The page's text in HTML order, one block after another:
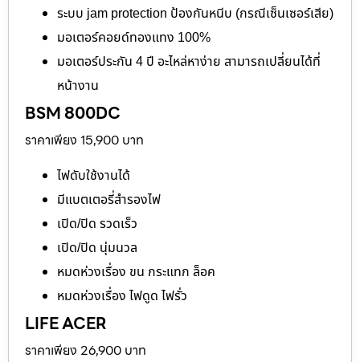
ระบบ jam protection ป้องกันหนีบ (กรณีเซ็นเซอร์เสีย)
มอเตอร์คอยด์ทองแทง 100%
มอเตอร์ประกัน 4 ปี อะไหล่หาง่าย สามารถเปลี่ยนได้ที่
หน้างาน
BSM 800DC
ราคาเพียง 15,900 บาท
ไฟดับใช้งานได้
มีแบตเตอรี่สำรองไฟ
เปิด/ปิด รวดเร็ว
เปิด/ปิด นุ่มนวล
หมดห่วงเรื่อง ขน กระแทก ล็อค
หมดห่วงเรื่อง ไฟดูด ไฟรั่ว
LIFE ACER
ราคาเพียง 26,900 บาท